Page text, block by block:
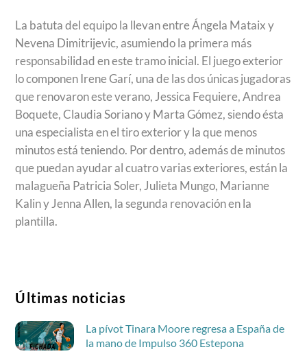
La batuta del equipo la llevan entre Ángela Mataix y
Nevena Dimitrijevic, asumiendo la primera más
responsabilidad en este tramo inicial. El juego exterior
lo componen Irene Garí, una de las dos únicas jugadoras
que renovaron este verano, Jessica Fequiere, Andrea
Boquete, Claudia Soriano y Marta Gómez, siendo ésta
una especialista en el tiro exterior y la que menos
minutos está teniendo. Por dentro, además de minutos
que puedan ayudar al cuatro varias exteriores, están la
malagueña Patricia Soler, Julieta Mungo, Marianne
Kalin y Jenna Allen, la segunda renovación en la
plantilla.
Últimas noticias
La pívot Tinara Moore regresa a España de
la mano de Impulso 360 Estepona